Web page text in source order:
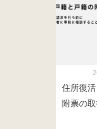
住所復
附票の